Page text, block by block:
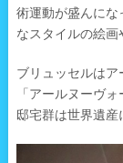
術運動が盛んにな
なスタイルの絵画
ブリュッセルはア
「アールヌーヴ
邸宅群は世界遺産